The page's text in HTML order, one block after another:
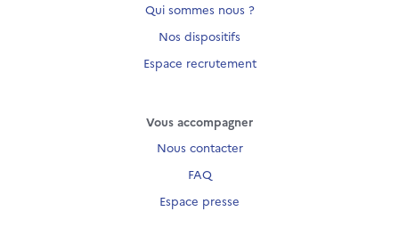
Qui sommes nous ?
Nos dispositifs
Espace recrutement
Vous accompagner
Nous contacter
FAQ
Espace presse